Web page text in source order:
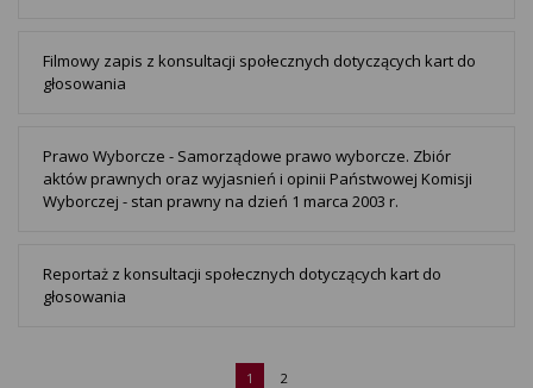
Filmowy zapis z konsultacji społecznych dotyczących kart do
głosowania
Prawo Wyborcze - Samorządowe prawo wyborcze. Zbiór
aktów prawnych oraz wyjasnień i opinii Państwowej Komisji
Wyborczej - stan prawny na dzień 1 marca 2003 r.
Reportaż z konsultacji społecznych dotyczących kart do
głosowania
1 2